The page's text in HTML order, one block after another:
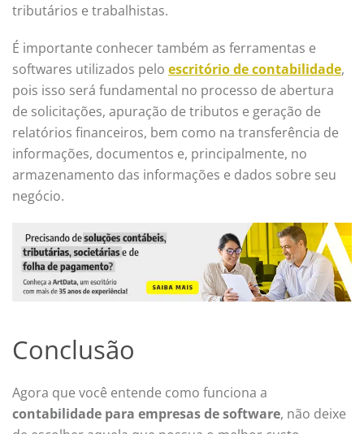
tributários e trabalhistas.
É importante conhecer também as ferramentas e
softwares utilizados pelo escritório de contabilidade,
pois isso será fundamental no processo de abertura
de solicitações, apuração de tributos e geração de
relatórios financeiros, bem como na transferência de
informações, documentos e, principalmente, no
armazenamento das informações e dados sobre seu
negócio.
Conclusão
Agora que você entende como funciona a
contabilidade para empresas de software, não deixe